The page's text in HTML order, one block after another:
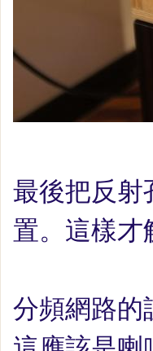
最後把反射
置。這樣才
分頻網路的